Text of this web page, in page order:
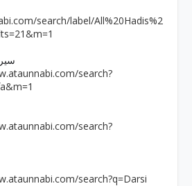
search/label/All%20Hadis%2
��
search?
search?
search?q=Darsi